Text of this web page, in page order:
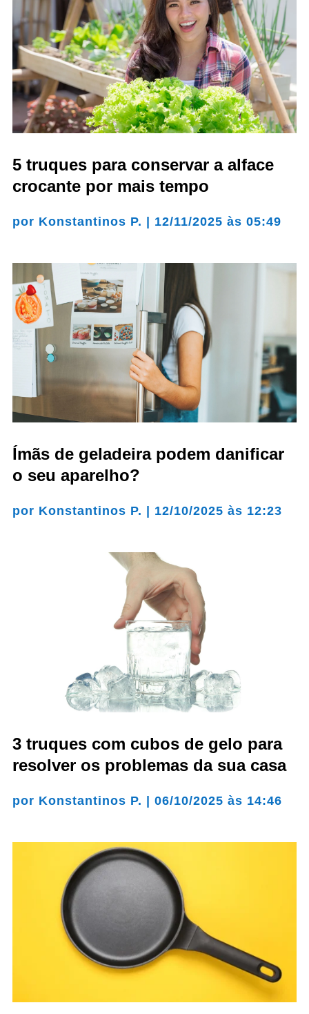
5 truques para conservar a alface
crocante por mais tempo
por Konstantinos P. | 12/11/2025 às 05:49
Ímãs de geladeira podem danificar
o seu aparelho?
por Konstantinos P. 12/10/2025 às 12:23
3 truques com cubos de gelo para
resolver os problemas da sua casa
por Konstantinos P. 06/10/2025 às 14:46